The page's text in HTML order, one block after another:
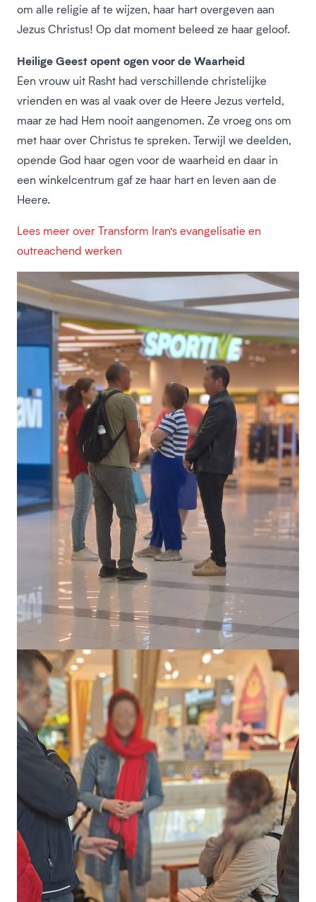
om alle religie af te wijzen, haar hart overgeven aan
Jezus Christus! Op dat moment beleed ze haar geloof.
Heilige Geest opent ogen voor de Waarheid
Een vrouw uit Rasht had verschillende christelijke
vrienden en was al vaak over de Heere Jezus verteld,
maar ze had Hem nooit aangenomen. Ze vroeg ons om
met haar over Christus te spreken. Terwijl we deelden,
opende God haar ogen voor de waarheid en daar in
een winkelcentrum gaf ze haar hart en leven aan de
Heere.
Lees meer over Transform Iran’s evangelisatie en
outreachend werken